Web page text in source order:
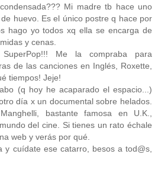
Mi madre tb hace uno
huevo. Es el único postre q hace por
hago yo todos xq ella se encarga de
y cenas.
Me la compraba para
de las canciones en Inglés, Roxette,
tiempos! Jeje!
(q hoy he acaparado el espacio...)
día x un documental sobre helados.
bastante famosa en U.K.,
del cine. Si tienes un rato échale
web y verás por qué.
y cuídate ese catarro, besos a tod@s,